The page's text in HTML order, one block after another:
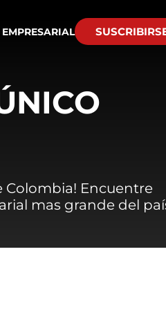
Colombia! Encuentre
mas grande del